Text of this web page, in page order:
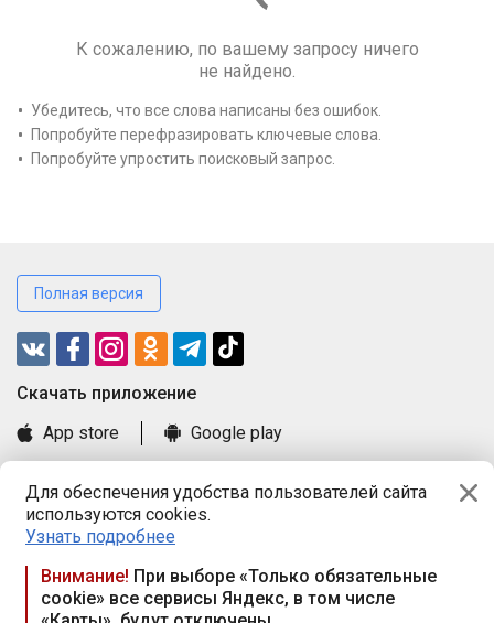
Для обеспечения удобства пользователей сайта
используются cookies.
Узнать подробнее
Внимание! При выборе «Только обязательные
cookie» все сервисы Яндекс, в том числе
К сожалению, по вашему запросу ничего
не найдено.
Убедитесь, что все слова написаны без ошибок.
Попробуйте перефразировать ключевые слова.
Попробуйте упростить поисковый запрос.
Полная версия
Cкачать приложение
App store
Google play
Книга замечаний и предложений
Правила и документы
Praca.by © 2000—2026, ООО «ПРАЦА БАЙ»
Республика Беларусь, 220114, г. Минск, пр-т Независимости
117а, пом. № 9.